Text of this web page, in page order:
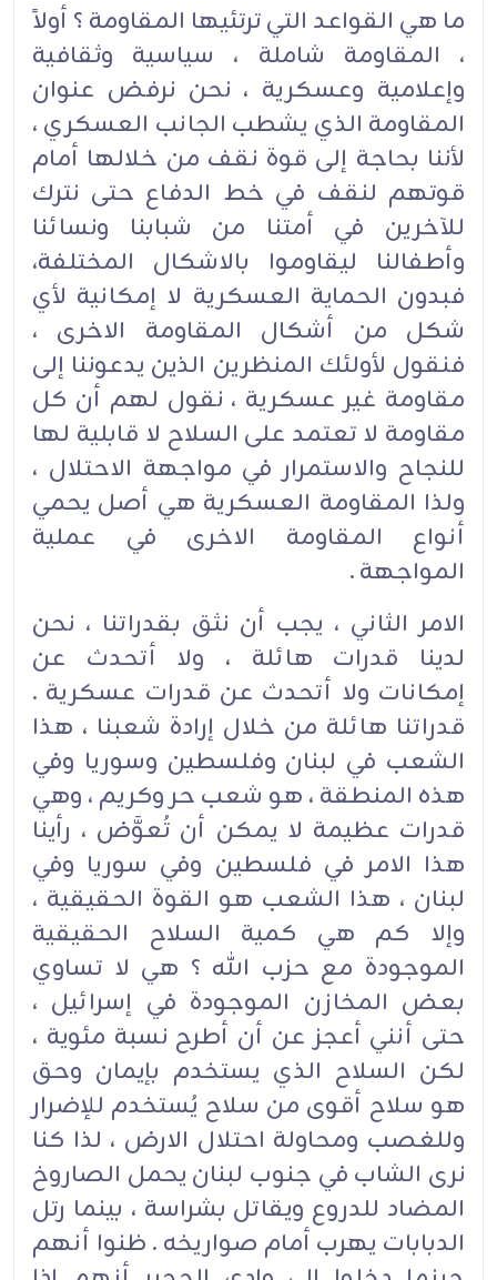
ما هي القواعد التي ترتئيها المقاومة ؟ أولاً
، المقاومة شاملة ، سياسية وثقافية
وإعلامية وعسكرية ، نحن نرفض عنوان
المقاومة الذي يشطب الجانب العسكري ،
لأننا بحاجة إلى قوة نقف من خلالها أمام
قوتهم لنقف في خط الدفاع حتى نترك
للآخرين في أمتنا من شبابنا ونسائنا
وأطفالنا ليقاوموا بالاشكال المختلفة،
فبدون الحماية العسكرية لا إمكانية لأي
شكل من أشكال المقاومة الاخرى ،
فنقول لأولئك المنظرين الذين يدعوننا إلى
مقاومة غير عسكرية ، نقول لهم أن كل
مقاومة لا تعتمد على السلاح لا قابلية لها
للنجاح والاستمرار في مواجهة الاحتلال ،
ولذا المقاومة العسكرية هي أصل يحمي
أنواع المقاومة الاخرى في عملية
المواجهة .
الامر الثاني ، يجب أن نثق بقدراتنا ، نحن
لدينا قدرات هائلة ، ولا أتحدث عن
إمكانات ولا أتحدث عن قدرات عسكرية .
قدراتنا هائلة من خلال إرادة شعبنا ، هذا
الشعب في لبنان وفلسطين وسوريا وفي
هذه المنطقة ، هو شعب حر وكريم ، وهي
قدرات عظيمة لا يمكن أن تُعوَّض ، رأينا
هذا الامر في فلسطين وفي سوريا وفي
لبنان ، هذا الشعب هو القوة الحقيقية ،
وإلا كم هي كمية السلاح الحقيقية
الموجودة مع حزب الله ؟ هي لا تساوي
بعض المخازن الموجودة في إسرائيل ،
حتى أنني أعجز عن أن أطرح نسبة مئوية ،
لكن السلاح الذي يستخدم بإيمان وحق
هو سلاح أقوى من سلاح يُستخدم للإضرار
وللغصب ومحاولة احتلال الارض ، لذا كنا
نرى الشاب في جنوب لبنان يحمل الصاروخ
المضاد للدروع ويقاتل بشراسة ، بينما رتل
الدبابات يهرب أمام صواريخه . ظنوا أنهم